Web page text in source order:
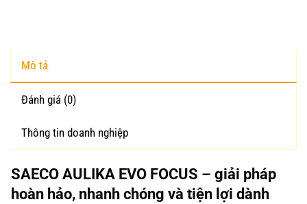
Mô tả
Đánh giá (0)
Thông tin doanh nghiệp
SAECO AULIKA EVO FOCUS – giải pháp
hoàn hảo, nhanh chóng và tiện lợi dành